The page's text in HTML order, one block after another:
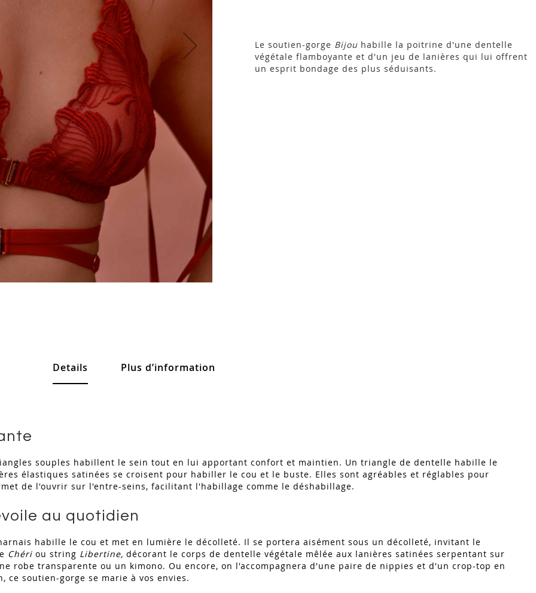
Le soutien-gorge Bijou habille la poitrine d'une dentelle
végétale flamboyante et d'un jeu de lanières qui lui offrent
un esprit bondage des plus séduisants.
Details
souples habillent le sein tout en lui apportant confort et maintien. Un triangle de dentelle habille le
élastiques satinées se croisent pour habiller le cou et le buste. Elles sont agréables et réglables pour
de l'ouvrir sur l'entre-seins, facilitant l'habillage comme le déshabillage.
au quotidien
habille le cou et met en lumière le décolleté. Il se portera aisément sous un décolleté, invitant le
Chéri ou string Libertine, décorant le corps de dentelle végétale mêlée aux lanières satinées serpentant sur
robe transparente ou un kimono. Ou encore, on l'accompagnera d'une paire de nippies et d'un crop-top en
soutien-gorge se marie à vos envies.
Plus d’information